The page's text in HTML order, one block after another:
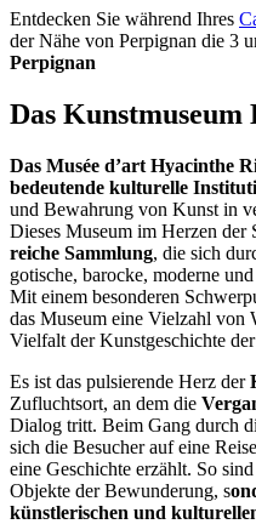
Entdecken Sie während Ihres
der Nähe von Perpignan die 3
Perpignan
Das
Das Musée d’art Hyacinthe
bedeutende kulturelle
und Bewahrung von Kunst in
Dieses Museum im Herzen der
reiche Sammlung, die sich
gotische, barocke, moderne
Mit einem besonderen
das Museum eine Vielzahl von
Vielfalt der Kunstgeschichte
Es ist das pulsierende Herz der
Zufluchtsort, an dem die
Dialog tritt. Beim Gang durch
sich die Besucher auf eine
eine Geschichte erzählt. So
Objekte der Bewunderung, s
künstlerischen und